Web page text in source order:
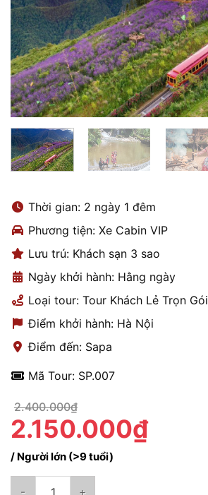
Thời gian: 2 ngày 1 đêm
Phương tiện: Xe Cabin VIP
Lưu trú: Khách sạn 3 sao
Ngày khởi hành: Hằng ngày
Loại tour: Tour Khách Lẻ Trọn Gói
Điểm khởi hành: Hà Nội
Điểm đến: Sapa
Mã Tour: SP.007
2.400.000₫
2.150.000₫
/ Người lớn (>9 tuổi)